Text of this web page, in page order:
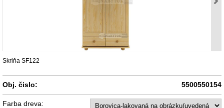
Skriňa SF122
Obj. čislo: 5500550154
Farba dreva: